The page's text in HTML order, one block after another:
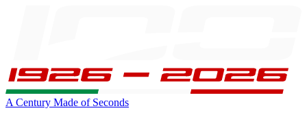
A Century Made of Seconds